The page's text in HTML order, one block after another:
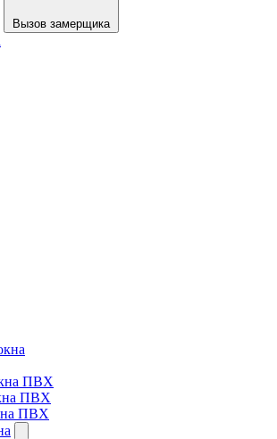
Вызов замерщика
ПВХ
ПВХ
ПВХ